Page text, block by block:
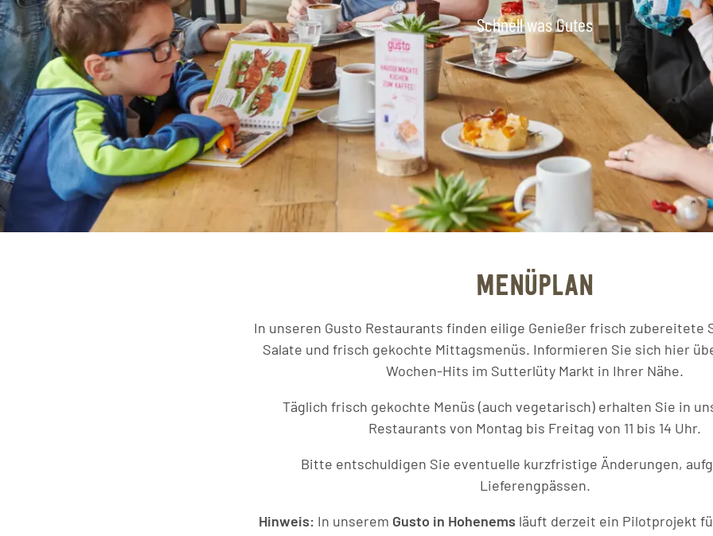
Schnell was Gutes
MENÜPLAN
In unseren Gusto Restaurants finden eilige Genießer frisch zubereitete
Salate und frisch gekochte Mittagsmenüs. Informieren Sie sich hier
Wochen-Hits im Sutterlüty Markt in Ihrer Nähe.
Täglich frisch gekochte Menüs (auch vegetarisch) erhalten Sie in
Restaurants von Montag bis Freitag von 11 bis 14 Uhr.
Bitte entschuldigen Sie eventuelle kurzfristige Änderungen,
Lieferengpässen.
Hinweis: In unserem Gusto in Hohenems läuft derzeit ein Pilotprojekt